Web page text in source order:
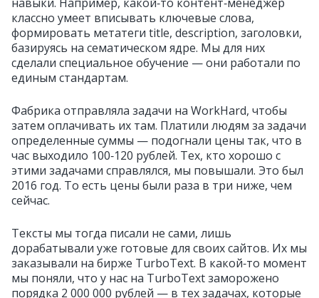
классно умеет вписывать ключевые слова,
формировать метатеги title, description, заголовки,
базируясь на сематическом ядре. Мы для них
сделали специальное обучение — они работали по
единым стандартам.
Фабрика отправляла задачи на WorkHard, чтобы
затем оплачивать их там. Платили людям за задачи
определенные суммы — подогнали цены так, что в
час выходило 100‑120 рублей. Тех, кто хорошо с
этими задачами справлялся, мы повышали. Это был
2016 год. То есть цены были раза в три ниже, чем
сейчас.
Тексты мы тогда писали не сами, лишь
дорабатывали уже готовые для своих сайтов. Их мы
заказывали на бирже TurboText. В какой‑то момент
мы поняли, что у нас на TurboText заморожено
порядка 2 000 000 рублей — в тех задачах, которые